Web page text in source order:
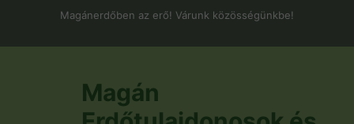
Magánerdőben az erő! Várunk közösségünkbe!
Magán